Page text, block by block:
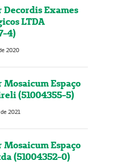
Decordis Exames
LTDA
4)
2020
Mosaicum Espaço
(51004355-5)
2021
Mosaicum Espaço
(51004352-0)